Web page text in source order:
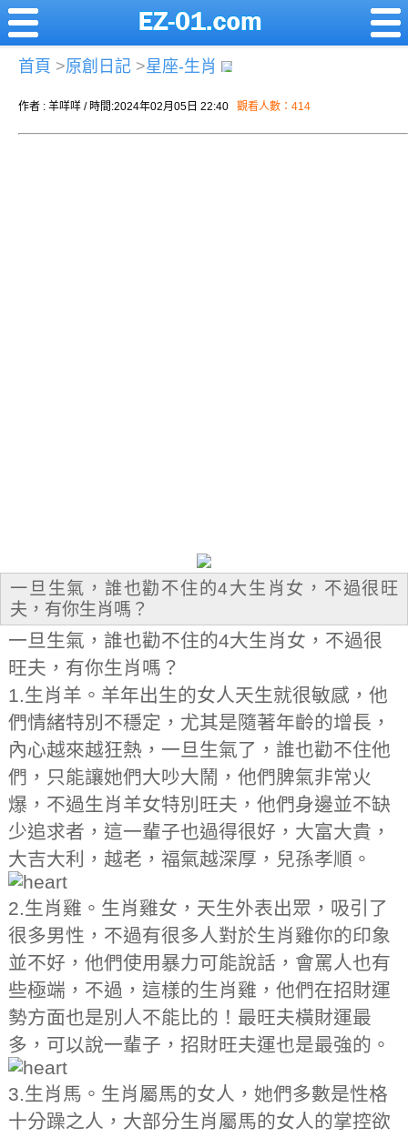
首頁 >原創日記 >星座-生肖
作者 : 羊咩咩 / 時間:2024年02月05日 22:40 觀看人數：414
一旦生氣，誰也勸不住的4大生肖女，不過很旺
夫，有你生肖嗎？
一旦生氣，誰也勸不住的4大生肖女，不過很
旺夫，有你生肖嗎？
1.生肖羊。羊年出生的女人天生就很敏感，他
們情緒特別不穩定，尤其是隨著年齡的增長，
內心越來越狂熱，一旦生氣了，誰也勸不住他
們，只能讓她們大吵大鬧，他們脾氣非常火
爆，不過生肖羊女特別旺夫，他們身邊並不缺
少追求者，這一輩子也過得很好，大富大貴，
大吉大利，越老，福氣越深厚，兒孫孝順。
2.生肖雞。生肖雞女，天生外表出眾，吸引了
很多男性，不過有很多人對於生肖雞你的印象
並不好，他們使用暴力可能說話，會罵人也有
些極端，不過，這樣的生肖雞，他們在招財運
勢方面也是別人不能比的！最旺夫橫財運最
多，可以說一輩子，招財旺夫運也是最強的。
3.生肖馬。生肖屬馬的女人，她們多數是性格
十分躁之人，大部分生肖屬馬的女人的掌控欲